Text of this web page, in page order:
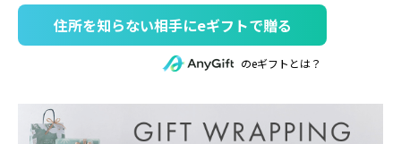
住所を知らない相手にeギフトで贈る
のeギフトとは？